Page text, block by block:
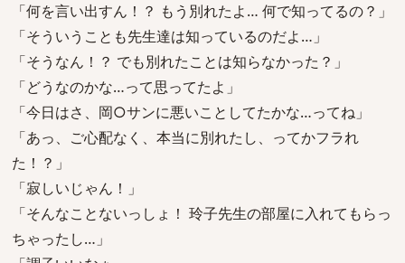
「何を言い出すん！？ もう別れたよ… 何で知ってるの？」
「そういうことも先生達は知っているのだよ…」
「そうなん！？ でも別れたことは知らなかった？」
「どうなのかな…って思ってたよ」
「今日はさ、岡○サンに悪いことしてたかな…ってね」
「あっ、ご心配なく、本当に別れたし、ってかフラれ
た！？」
「寂しいじゃん！」
「そんなことないっしょ！ 玲子先生の部屋に入れてもらっ
ちゃったし…」